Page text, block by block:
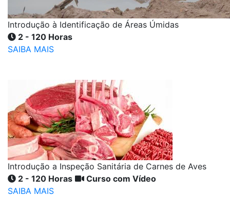
Introdução à Identificação de Áreas Úmidas
2 - 120 Horas
SAIBA MAIS
Introdução a Inspeção Sanitária de Carnes de Aves
2 - 120 Horas
Curso com Vídeo
SAIBA MAIS